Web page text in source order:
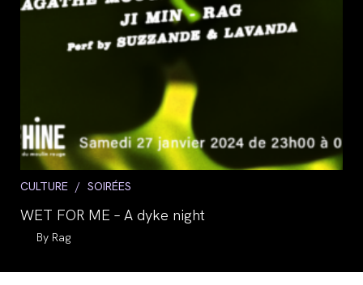
Post
CULTURE / SOIRÉES
WET FOR ME – A dyke night
Auteur/autrice
la
Rag